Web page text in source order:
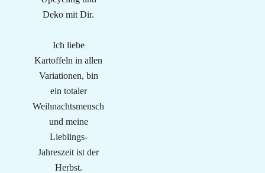
Deko mit Dir.
Ich liebe
Kartoffeln in allen
Variationen, bin
ein totaler
Weihnachtsmensch
und meine
Lieblings-
Jahreszeit ist der
Herbst.